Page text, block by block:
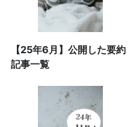
【25年6月】公開した要約
記事一覧